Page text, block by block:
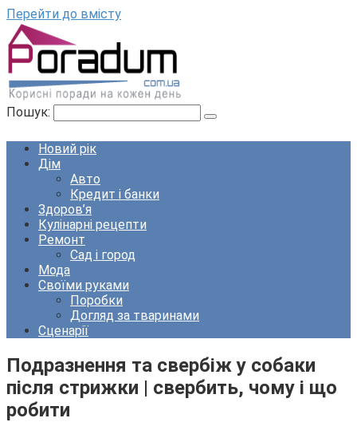
Перейти до вмісту
Пошук:
Новий рік
Дім
Авто
Кредит і банки
Здоров’я
Кулінарні рецепти
Ремонт
Сад і город
Мода
Своїми руками
Поробки
Догляд за тваринами
Сценарії
Подразнення та свербіж у собаки
після стрижки | свербить, чому і що
робити